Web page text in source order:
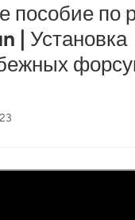
Türkçe
Tiếng Việt
пособие по
| Установка